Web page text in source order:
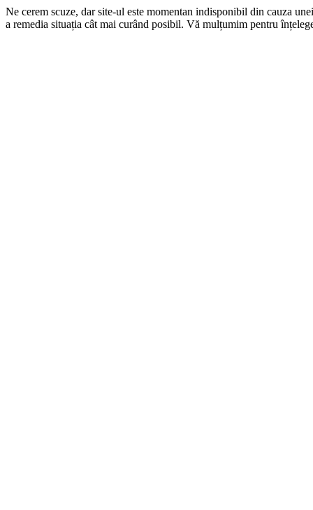
Ne cerem scuze, dar site-ul este momentan indisponibil din cauza
a remedia situația cât mai curând posibil. Vă mulțumim pentru